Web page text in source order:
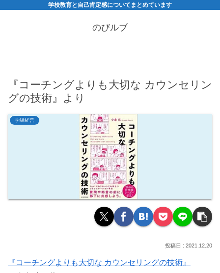
学校教育と自己肯定感についてまとめています
のびルブ
『コーチングよりも大切な カウンセリン
グの技術』より
学級経営
2021.12.20
『コーチングよりも大切な カウンセリングの技術』